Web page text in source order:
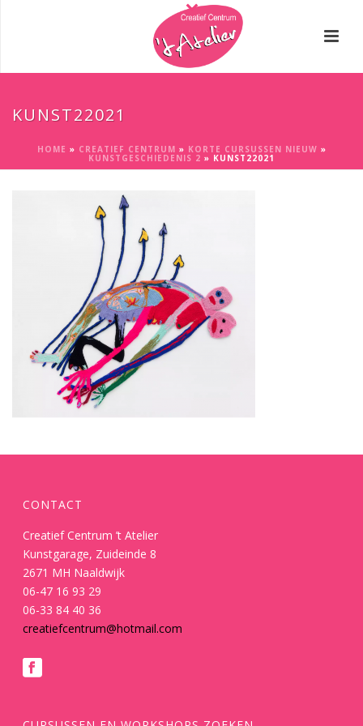
KUNST22021
HOME » CREATIEF CENTRUM » KORTE CURSUSSEN NIEUW »
KUNSTGESCHIEDENIS 2 » KUNST22021
CONTACT
Creatief Centrum ’t Atelier
Kunstgarage, Zuideinde 8
2671 MH Naaldwijk
06-47 16 93 29
06-33 84 40 36
creatiefcentrum@hotmail.com